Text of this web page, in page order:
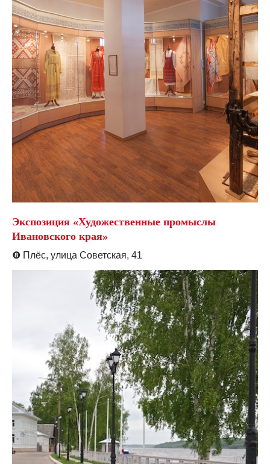
Экспозиция «Художественные промыслы
Ивановского края»
❽ Плёс, улица Советская, 41